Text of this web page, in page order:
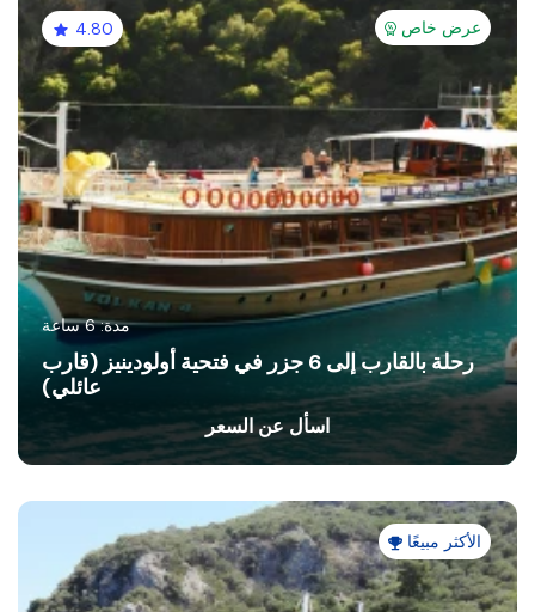
4.80 عرض خاص
مدة: 6 ساعة
رحلة بالقارب إلى 6 جزر في فتحية أولودينيز (قارب
عائلي)
اسأل عن السعر
الأكثر مبيعًا